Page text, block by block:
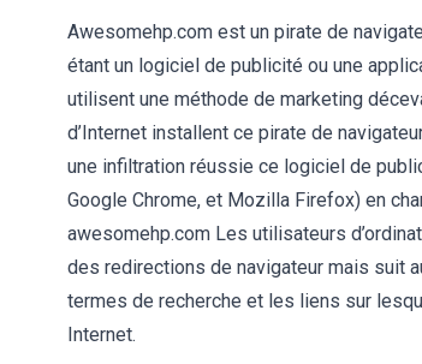
Awesomehp.com est un pirate de
étant un logiciel de publicité ou une
utilisent une méthode de marketing
d’Internet installent ce pirate de
une infiltration réussie ce logiciel de
Google Chrome, et Mozilla Firefox) en
awesomehp.com Les utilisateurs
des redirections de navigateur mais suit
termes de recherche et les liens sur
Internet.